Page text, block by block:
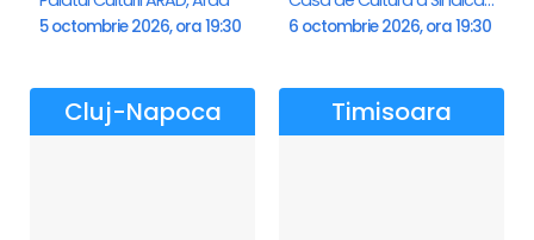
5 octombrie 2026, ora 19:30 6 octombrie 2026, ora 19:30
Cluj-Napoca Timisoara